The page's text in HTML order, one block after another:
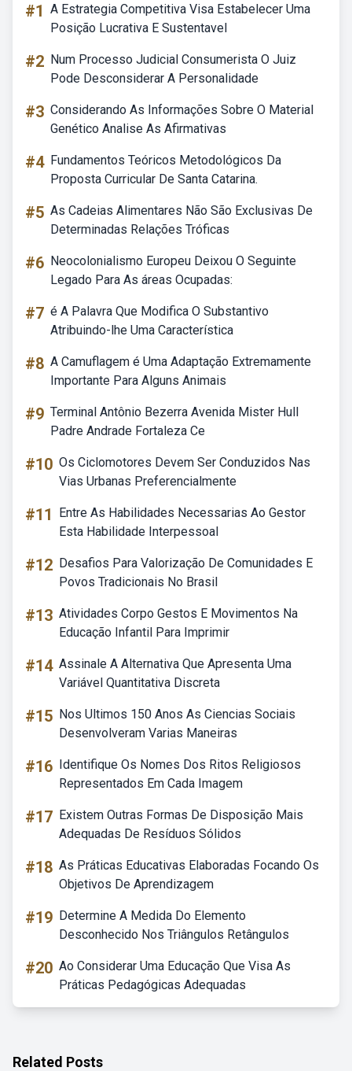
#1 A Estrategia Competitiva Visa Estabelecer Uma
Posição Lucrativa E Sustentavel
#2 Num Processo Judicial Consumerista O Juiz
Pode Desconsiderar A Personalidade
#3 Considerando As Informações Sobre O Material
Genético Analise As Afirmativas
#4 Fundamentos Teóricos Metodológicos Da
Proposta Curricular De Santa Catarina.
#5 As Cadeias Alimentares Não São Exclusivas De
Determinadas Relações Tróficas
#6 Neocolonialismo Europeu Deixou O Seguinte
Legado Para As áreas Ocupadas:
#7 é A Palavra Que Modifica O Substantivo
Atribuindo-lhe Uma Característica
#8 A Camuflagem é Uma Adaptação Extremamente
Importante Para Alguns Animais
#9 Terminal Antônio Bezerra Avenida Mister Hull
Padre Andrade Fortaleza Ce
#10 Os Ciclomotores Devem Ser Conduzidos Nas
Vias Urbanas Preferencialmente
#11
Entre As Habilidades Necessarias Ao Gestor
Esta Habilidade Interpessoal
#12 Desafios Para Valorização De Comunidades E
Povos Tradicionais No Brasil
#13 Atividades Corpo Gestos E Movimentos Na
Educação Infantil Para Imprimir
#14 Assinale A Alternativa Que Apresenta Uma
Variável Quantitativa Discreta
#15 Nos Ultimos 150 Anos As Ciencias Sociais
Desenvolveram Varias Maneiras
#16 Identifique Os Nomes Dos Ritos Religiosos
Representados Em Cada Imagem
#17 Existem Outras Formas De Disposição Mais
Adequadas De Resíduos Sólidos
#18 As Práticas Educativas Elaboradas Focando Os
Objetivos De Aprendizagem
#19 Determine A Medida Do Elemento
Desconhecido Nos Triângulos Retângulos
#20 Ao Considerar Uma Educação Que Visa As
Práticas Pedagógicas Adequadas
Related Posts